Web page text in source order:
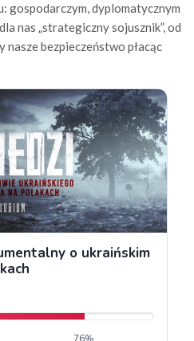
gospodarczym, dyplomatycznym
nas „strategiczny sojusznik”, od
nasze bezpieczeństwo płacąc